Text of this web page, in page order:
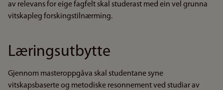
av relevans for eige fagfelt skal studerast med ein vel grunna
vitskapleg forskingstilnærming.
Læringsutbytte
Gjennom masteroppgåva skal studentane syne
vitskapsbaserte og metodiske resonnement ved studiar av